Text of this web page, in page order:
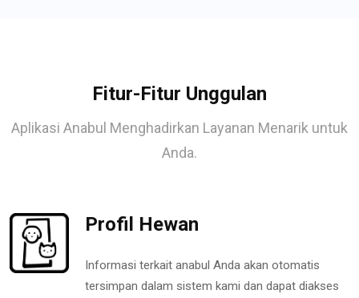
Fitur-Fitur Unggulan
Aplikasi Anabul Menghadirkan Layanan Menarik untuk
Anda.
Profil Hewan
Informasi terkait anabul Anda akan otomatis
tersimpan dalam sistem kami dan dapat diakses